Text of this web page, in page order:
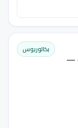
—
بكالوريوس